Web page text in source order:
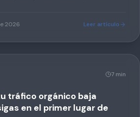
2026 Leer artículo
7 min
tráfico orgánico baja
en el primer lugar de